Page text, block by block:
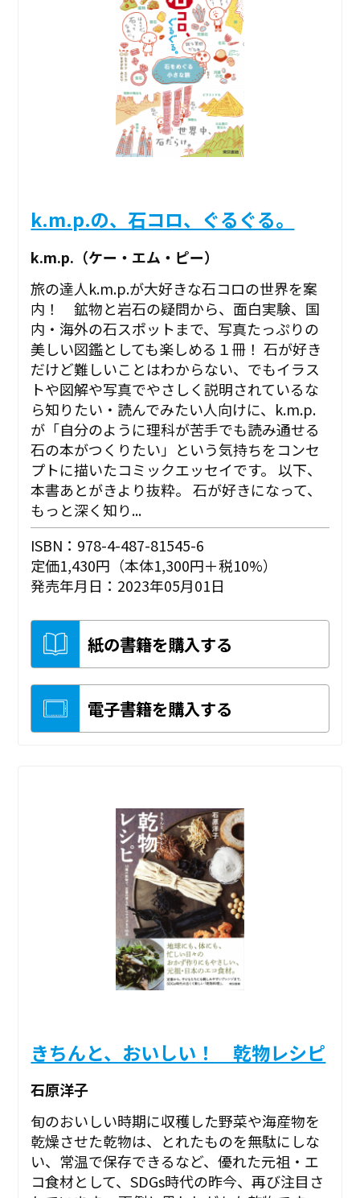
k.m.p.の、石コロ、ぐるぐる。
k.m.p.（ケー・エム・ピー）
旅の達人k.m.p.が大好きな石コロの世界を案
内！ 鉱物と岩石の疑問から、面白実験、国
内・海外の石スポットまで、写真たっぷりの
美しい図鑑としても楽しめる１冊！ 石が好き
だけど難しいことはわからない、でもイラス
トや図解や写真でやさしく説明されているな
ら知りたい・読んでみたい人向けに、k.m.p.
が「自分のように理科が苦手でも読み通せる
石の本がつくりたい」という気持ちをコンセ
プトに描いたコミックエッセイです。 以下、
本書あとがきより抜粋。 石が好きになって、
もっと深く知り...
ISBN：978-4-487-81545-6
定価1,430円（本体1,300円＋税10%）
発売年月日：2023年05月01日
紙の書籍を購入する
電子書籍を購入する
きちんと、おいしい！ 乾物レシピ
石原洋子
旬のおいしい時期に収穫した野菜や海産物を
乾燥させた乾物は、とれたものを無駄にしな
い、常温で保存できるなど、優れた元祖・エ
コ食材として、SDGs時代の昨今、再び注目さ